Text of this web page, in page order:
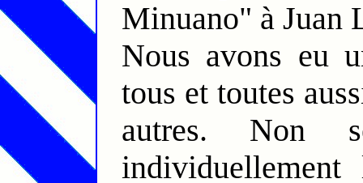
Minuano" à Juan
Nous avons eu
tous et toutes
autres. Non